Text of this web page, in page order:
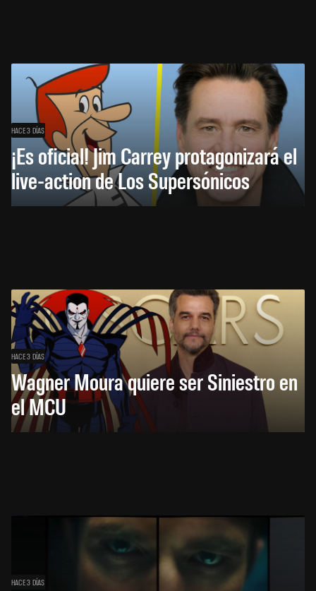
HACE 3 DÍAS
¡Es oficial! Jim Carrey protagonizará el
live-action de Los Supersónicos
HACE 3 DÍAS
Wagner Moura quiere ser Siniestro en
el MCU
HACE 3 DÍAS